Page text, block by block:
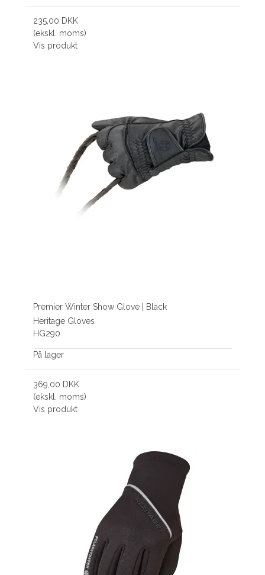
235,00 DKK
(ekskl. moms)
Vis produkt
Premier Winter Show Glove | Black
Heritage Gloves
HG290
På lager
369,00 DKK
(ekskl. moms)
Vis produkt